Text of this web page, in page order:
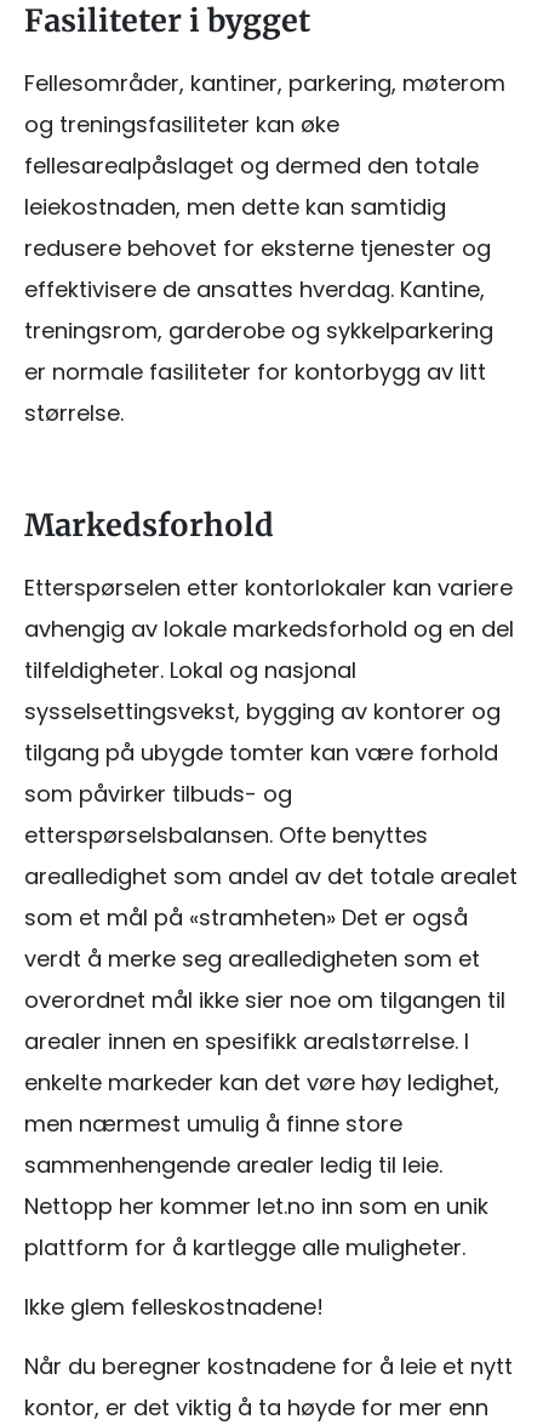
Fasiliteter i bygget
Fellesområder, kantiner, parkering, møterom
og treningsfasiliteter kan øke
fellesarealpåslaget og dermed den totale
leiekostnaden, men dette kan samtidig
redusere behovet for eksterne tjenester og
effektivisere de ansattes hverdag. Kantine,
treningsrom, garderobe og sykkelparkering
er normale fasiliteter for kontorbygg av litt
størrelse.
Markedsforhold
Etterspørselen etter kontorlokaler kan variere
avhengig av lokale markedsforhold og en del
tilfeldigheter. Lokal og nasjonal
sysselsettingsvekst, bygging av kontorer og
tilgang på ubygde tomter kan være forhold
som påvirker tilbuds- og
etterspørselsbalansen. Ofte benyttes
arealledighet som andel av det totale arealet
som et mål på «stramheten» Det er også
verdt å merke seg arealledigheten som et
overordnet mål ikke sier noe om tilgangen til
arealer innen en spesifikk arealstørrelse. I
enkelte markeder kan det vøre høy ledighet,
men nærmest umulig å finne store
sammenhengende arealer ledig til leie.
Nettopp her kommer let.no inn som en unik
plattform for å kartlegge alle muligheter.
Ikke glem felleskostnadene!
Når du beregner kostnadene for å leie et nytt
kontor, er det viktig å ta høyde for mer enn